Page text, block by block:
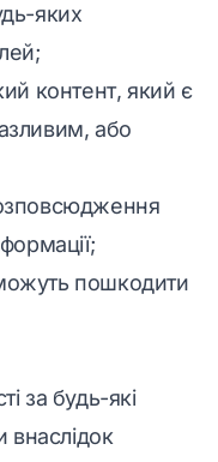
яких
контент, який є
або
можуть пошкодити
за будь-які
внаслідок